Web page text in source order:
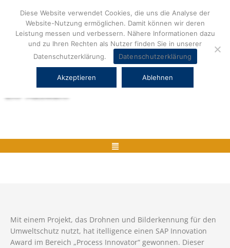
springen
Herstellerneutrale ERP Beratung und
Menü
Mit einem Projekt, das Drohnen und Bilderkennung für den
Umweltschutz nutzt, hat itelligence einen SAP Innovation
Award im Bereich „Process Innovator“ gewonnen. Dieser
Diese Website verwendet Cookies, die uns die Analyse der
Website-Nutzung ermöglichen. Damit können wir deren
Leistung messen und verbessern. Nähere Informationen dazu
und zu Ihren Rechten als Nutzer finden Sie in unserer
Datenschutzerklärung.
Datenschutzerklärung
Akzeptieren Ablehnen